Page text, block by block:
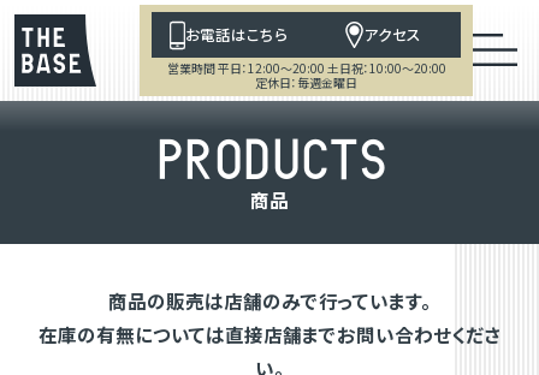
お電話はこちら アクセス
営業時間 平日：12:00～20:00 土日祝：10:00～20:00
定休日：毎週金曜日
PRODUCTS
商品
商品の販売は店舗のみで行っています。
在庫の有無については直接店舗までお問い合わせくださ
い。